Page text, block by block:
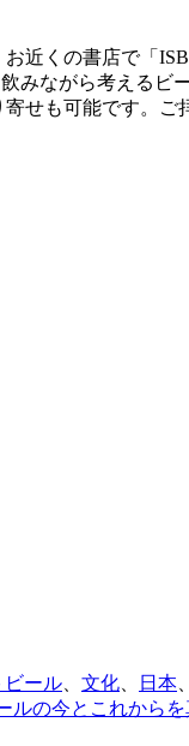
近くの書店で「
みながら考えるビ
せも可能です。ご
ビール 文化 日本
ルの今とこれから